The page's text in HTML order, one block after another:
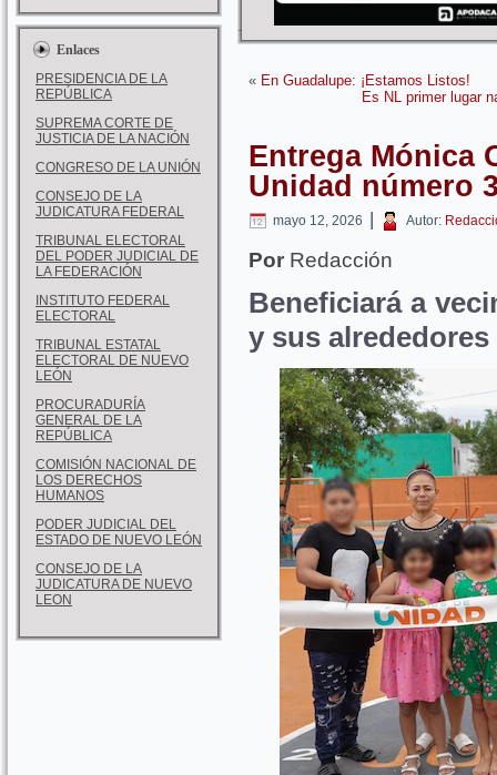
Enlaces
PRESIDENCIA DE LA
REPÚBLICA
SUPREMA CORTE DE
JUSTICIA DE LA NACIÓN
CONGRESO DE LA UNIÓN
CONSEJO DE LA
JUDICATURA FEDERAL
TRIBUNAL ELECTORAL
DEL PODER JUDICIAL DE
LA FEDERACIÓN
INSTITUTO FEDERAL
ELECTORAL
TRIBUNAL ESTATAL
ELECTORAL DE NUEVO
LEÓN
PROCURADURÍA
GENERAL DE LA
REPÚBLICA
COMISIÓN NACIONAL DE
LOS DERECHOS
HUMANOS
PODER JUDICIAL DEL
ESTADO DE NUEVO LEÓN
CONSEJO DE LA
JUDICATURA DE NUEVO
LEON
« En Guadalupe: ¡Estamos Listos!
Es NL primer lugar
Entrega Mónica
Unidad número
mayo 12, 2026 | Autor:
Por Redacción
Beneficiará a
y sus alrededores